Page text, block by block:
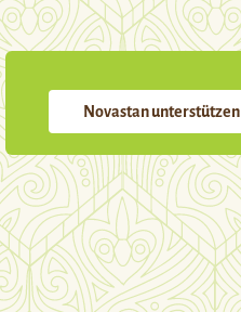
Novastan unterstützen